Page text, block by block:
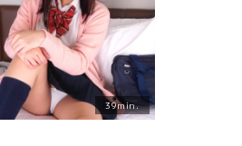
39min.